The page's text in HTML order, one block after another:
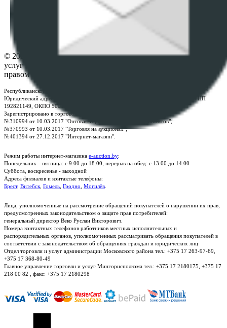
Настройки cookie-файлов
© 2026 Республиканское унитарное предприятие по оказанию
услуг "БелЮрОбеспечение" - Все права защищены авторским
правом
Республиканское унитарное предприятие по оказанию услуг "БелЮрОбеспечение"
Юридический адрес: г. Минск, пр-т. Дзержинского, 1Б, e-mail:
, УНП
192821149, ОКПО 500111895000
Зарегистрировано в торговом реестре Республики Беларусь:
№310994 от 10.03.2017 "Оптовая торговля без торговых объектов";
№370993 от 10.03.2017 "Торговля на аукционах";
№401394 от 27.12.2017 "Интернет-магазин".
Режим работы интернет-магазина e-auction.by:
Понедельник – пятница: с 9:00 до 18:00, перерыв на обед: с 13:00 до 14:00
Суббота, воскресенье - выходной
Адреса филиалов и контактые телефоны:
Брест, Витебск Гомель Гродно Могилёв
Лица, уполномоченные на рассмотрение обращений покупателей о нарушении их прав,
предусмотренных законодательством о защите прав потребителей:
генеральный директор Веко Руслан Викторович.
Номера контактных телефонов работников местных исполнительных и
распорядительных органов, уполномоченных рассматривать обращения покупателей в
соответствии с законодательством об обращениях граждан и юридических лиц:
Отдел торговли и услуг администрации Московского района тел.: +375 17 263-97-69,
+375 17 368-80-49
Главное управление торговли и услуг Мингорисполкома тел.: +375 17 2180175, +375 17
218 00 82 , факс: +375 17 2180298